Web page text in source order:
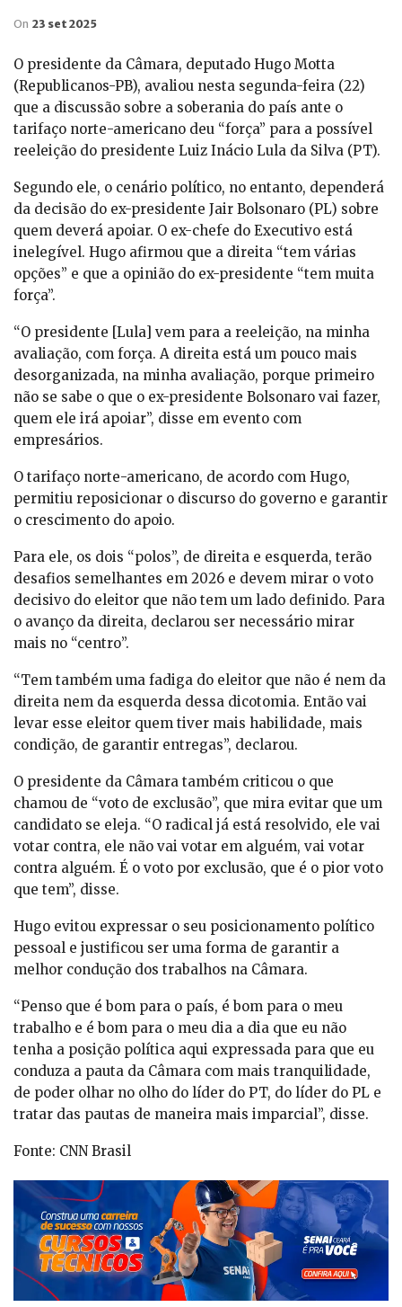
On 23 set 2025
O presidente da Câmara, deputado Hugo Motta
(Republicanos-PB), avaliou nesta segunda-feira (22)
que a discussão sobre a soberania do país ante o
tarifaço norte-americano deu “força” para a possível
reeleição do presidente Luiz Inácio Lula da Silva (PT).
Segundo ele, o cenário político, no entanto, dependerá
da decisão do ex-presidente Jair Bolsonaro (PL) sobre
quem deverá apoiar. O ex-chefe do Executivo está
inelegível. Hugo afirmou que a direita “tem várias
opções” e que a opinião do ex-presidente “tem muita
força”.
“O presidente [Lula] vem para a reeleição, na minha
avaliação, com força. A direita está um pouco mais
desorganizada, na minha avaliação, porque primeiro
não se sabe o que o ex-presidente Bolsonaro vai fazer,
quem ele irá apoiar”, disse em evento com
empresários.
O tarifaço norte-americano, de acordo com Hugo,
permitiu reposicionar o discurso do governo e garantir
o crescimento do apoio.
Para ele, os dois “polos”, de direita e esquerda, terão
desafios semelhantes em 2026 e devem mirar o voto
decisivo do eleitor que não tem um lado definido. Para
o avanço da direita, declarou ser necessário mirar
mais no “centro”.
“Tem também uma fadiga do eleitor que não é nem da
direita nem da esquerda dessa dicotomia. Então vai
levar esse eleitor quem tiver mais habilidade, mais
condição, de garantir entregas”, declarou.
O presidente da Câmara também criticou o que
chamou de “voto de exclusão”, que mira evitar que um
candidato se eleja. “O radical já está resolvido, ele vai
votar contra, ele não vai votar em alguém, vai votar
contra alguém. É o voto por exclusão, que é o pior voto
que tem”, disse.
Hugo evitou expressar o seu posicionamento político
pessoal e justificou ser uma forma de garantir a
melhor condução dos trabalhos na Câmara.
“Penso que é bom para o país, é bom para o meu
trabalho e é bom para o meu dia a dia que eu não
tenha a posição política aqui expressada para que eu
conduza a pauta da Câmara com mais tranquilidade,
de poder olhar no olho do líder do PT, do líder do PL e
tratar das pautas de maneira mais imparcial”, disse.
Fonte: CNN Brasil